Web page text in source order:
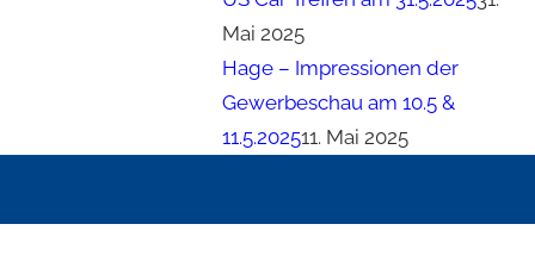
Mai 2025
Hage – Impressionen der
Gewerbeschau am 10.5 &
11.5.202511. Mai 2025